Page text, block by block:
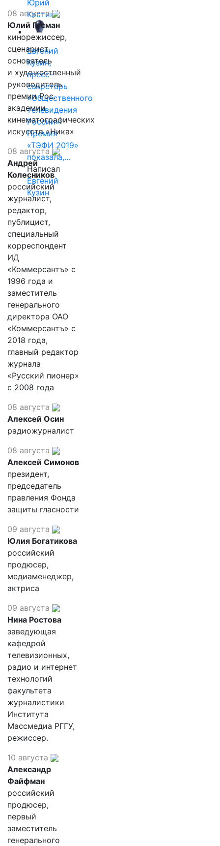
Юрий
Костин
Евгений
Кузин,
пресс-
секретарь
«Общественного
телевидения
России»:
Премия
«ТЭФИ 2019»
показала,…
Написал
Евгений
Кузин
08 августа
Юлий Гусман
кинорежиссер,
сценарист,
основатель
и художественный
руководитель
премии Рос.
академии
кинематографических
искусств «Ника»
08 августа
Андрей
Колесников
российский
журналист,
редактор,
публицист,
специальный
корреспондент
ИД
«Коммерсантъ» с
1996 года и
заместитель
генерального
директора ОАО
«Коммерсантъ» с
2018 года,
главный редактор
журнала
«Русский пионер»
с 2008 года
08 августа
Алексей Осин
радиожурналист
08 августа
Алексей Симонов
президент,
председатель
правления Фонда
защиты гласности
09 августа
Юлия Богатикова
российский
продюсер,
медиаменеджер,
актриса
09 августа
Нина Ростова
заведующая
кафедрой
телевизионных,
радио и интернет
технологий
факультета
журналистики
Института
Массмедиа РГГУ,
режиссер.
10 августа
Александр
Файфман
российский
продюсер,
первый
заместитель
генерального